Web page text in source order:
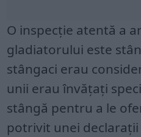
O inspecție atentă a
gladiatorului este
stângaci erau
unii erau învățați
stângă pentru a le
potrivit unei declarații